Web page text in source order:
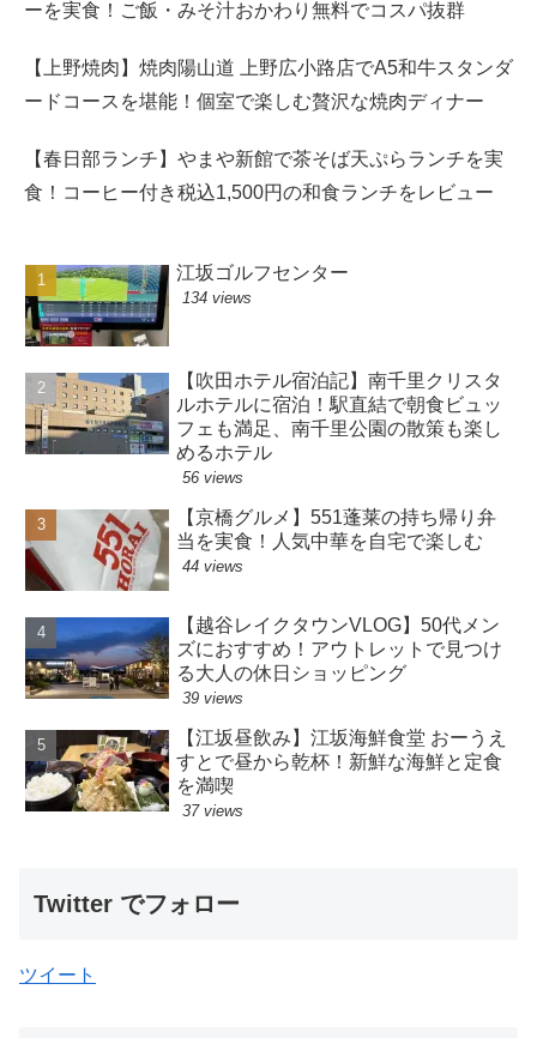
ーを実食！ご飯・みそ汁おかわり無料でコスパ抜群
【上野焼肉】焼肉陽山道 上野広小路店でA5和牛スタンダ
ードコースを堪能！個室で楽しむ贅沢な焼肉ディナー
【春日部ランチ】やまや新館で茶そば天ぷらランチを実
食！コーヒー付き税込1,500円の和食ランチをレビュー
江坂ゴルフセンター
134 views
【吹田ホテル宿泊記】南千里クリスタ
ルホテルに宿泊！駅直結で朝食ビュッ
フェも満足、南千里公園の散策も楽し
めるホテル
56 views
【京橋グルメ】551蓬莱の持ち帰り弁
当を実食！人気中華を自宅で楽しむ
44 views
【越谷レイクタウンVLOG】50代メン
ズにおすすめ！アウトレットで見つけ
る大人の休日ショッピング
39 views
【江坂昼飲み】江坂海鮮食堂 おーうえ
すとで昼から乾杯！新鮮な海鮮と定食
を満喫
37 views
Twitter でフォロー
ツイート